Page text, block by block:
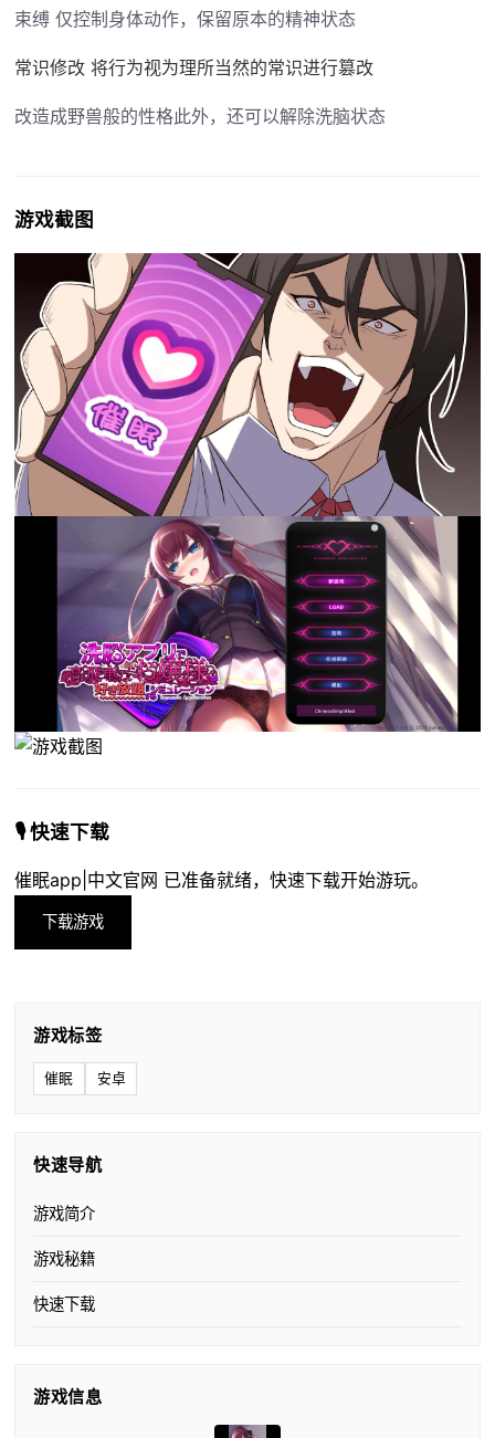
束缚 仅控制身体动作，保留原本的精神状态
常识修改 将行为视为理所当然的常识进行篡改
改造成野兽般的性格此外，还可以解除洗脑状态
游戏截图
🎙️ 快速下载
催眠app|中文官网 已准备就绪，快速下载开始游玩。
下载游戏
游戏标签
催眠 安卓
快速导航
游戏简介
游戏秘籍
快速下载
游戏信息